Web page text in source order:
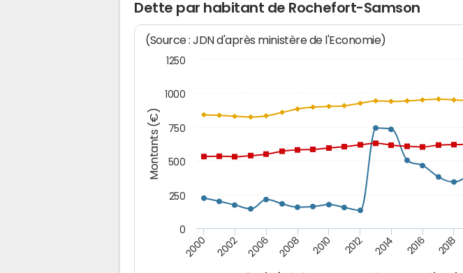
Dette par habitant de Rochefort-Samson
Montants (€)
(Source : JDN d'après ministère de l'Economie)
2000 2002 2006 2008 2010 2012 2014 2016 2018
0
250
500
750
1000
1250